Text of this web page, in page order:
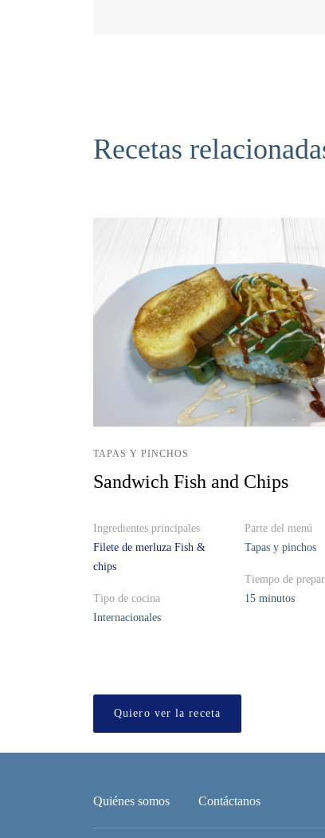
Recetas
TAPAS Y PINCHOS
Sandwich Fish and Chips
Ingredientes principales
Filete de merluza Fish &
chips
Tipo de cocina
Internacionales
Parte del menú
Tapas y pinchos
Tiempo de
15 minutos
Quiero ver la receta
Quiénes somos Contáctanos